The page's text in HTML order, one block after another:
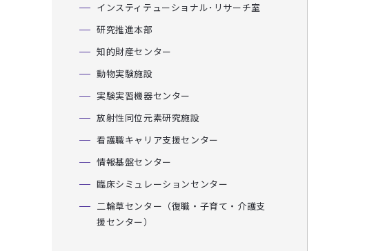
インスティテューショナル･リサーチ室
研究推進本部
知的財産センター
動物実験施設
実験実習機器センター
放射性同位元素研究施設
看護職キャリア支援センター
情報基盤センター
臨床シミュレーションセンター
二輪草センター（復職・子育て・介護支
援センター）